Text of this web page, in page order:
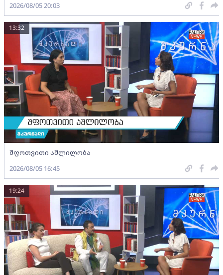
2026/08/05 20:03
შფოთვითი აშლილობა
13:32
2026/08/05 16:45
19:24